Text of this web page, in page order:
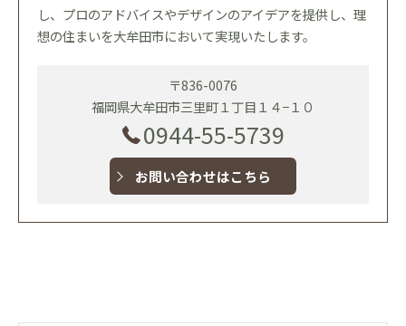
し、プロのアドバイスやデザインのアイデアを提供し、理
想の住まいを大牟田市において実現いたします。
〒836-0076
福岡県大牟田市三里町１丁目１４−１０
0944-55-5739
お問い合わせはこちら